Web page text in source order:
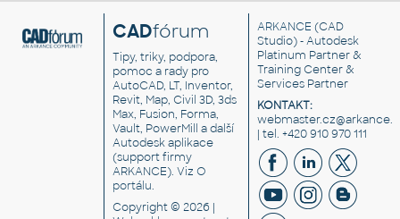
CADfórum
Tipy, triky, podpora,
pomoc a rady pro
AutoCAD, LT, Inventor,
Revit, Map, Civil 3D, 3ds
Max, Fusion, Forma,
Vault, PowerMill a další
Autodesk aplikace
(support firmy
ARKANCE). VizO
portálu.
Copyright © 2026 |
ARKANCE (CAD
Studio) - Autodesk
Platinum Partner &
Training Center &
Services Partner
KONTAKT:
| tel. +420 910 970 111